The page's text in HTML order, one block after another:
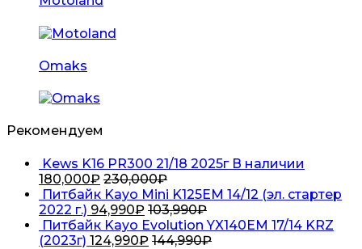
Omaks
Рекомендуем
Kews K16 PR300 21/18 2025г В наличии
180,000₽ 230,000₽
Питбайк Kayo Mini K125EM 14/12 (эл. стартер
2022 г.) 94,990₽ 103,990₽
Питбайк Kayo Evolution YX140EM 17/14 KRZ
(2023г) 124,990₽ 144,990₽